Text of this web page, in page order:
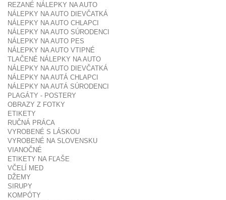
REZANÉ NÁLEPKY NA AUTO
NÁLEPKY NA AUTO DIEVČATKÁ
NÁLEPKY NA AUTO CHLAPCI
NÁLEPKY NA AUTO SÚRODENCI
NÁLEPKY NA AUTO PES
NÁLEPKY NA AUTO VTIPNÉ
TLAČENÉ NÁLEPKY NA AUTO
NÁLEPKY NA AUTO DIEVČATKÁ
NÁLEPKY NA AUTÁ CHLAPCI
NÁLEPKY NA AUTÁ SÚRODENCI
PLAGÁTY - POSTERY
OBRAZY Z FOTKY
ETIKETY
RUČNÁ PRÁCA
VYROBENÉ S LÁSKOU
VYROBENÉ NA SLOVENSKU
VIANOČNÉ
ETIKETY NA FĽAŠE
VČELÍ MED
DŽEMY
SIRUPY
KOMPÓTY